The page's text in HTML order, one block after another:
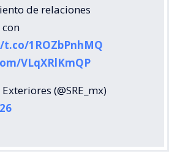
de relaciones
1ROZbPnhMQ
VLqXRlKmQP
(@SRE_mx)